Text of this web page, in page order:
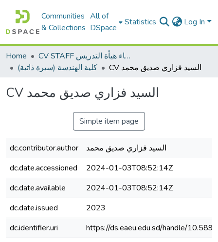
Communities
& Collections
All of
DSpace
Statistics Log In
Home
CV STAFF السيره الذاتية لأعضاء هيأة التدريس
كلية الهندسة (سيرة ذاتية)
CV السيد فزاري صديق محمد
CV السيد فزاري صديق محمد
Simple item page
dc.contributor.author
السيد فزاري صديق محمد
dc.date.accessioned
2024-01-03T08:52:14Z
dc.date.available
2024-01-03T08:52:14Z
dc.date.issued
2023
dc.identifier.uri
https://ds.eaeu.edu.sd/handle/